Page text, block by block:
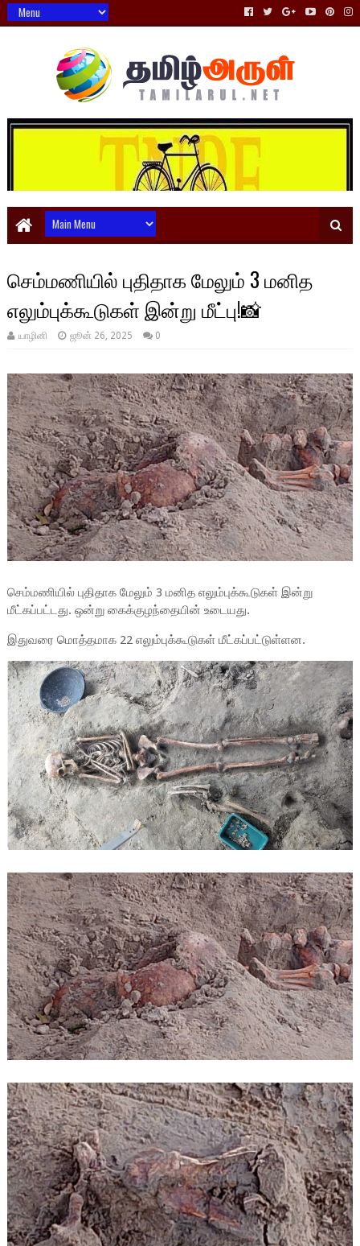
செம்மணியில் புதிதாக மேலும் 3 மனித
எலும்புக்கூடுகள் இன்று மீட்பு!📸
யாழினி ஜூன் 26, 2025 0
செம்மணியில் புதிதாக மேலும் 3 மனித எலும்புக்கூடுகள் இன்று
மீட்கப்பட்டது. ஒன்று கைக்குழந்தையின் உடையது.
இதுவரை மொத்தமாக 22 எலும்புக்கூடுகள் மீட்கப்பட்டுள்ளன.